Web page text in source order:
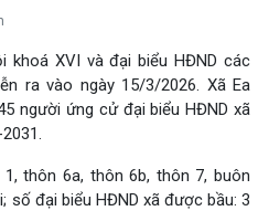
khoá XVI và đại biểu HĐND các
ra vào ngày 15/3/2026. Xã Ea
người ứng cử đại biểu HĐND xã
thôn 6a, thôn 6b, thôn 7, buôn
số đại biểu HĐND xã được bầu: 3